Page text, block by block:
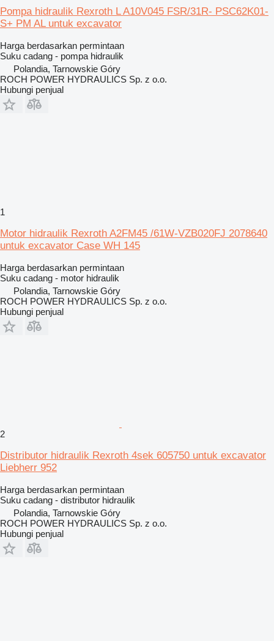
Pompa hidraulik Rexroth L A10V045 FSR/31R- PSC62K01-
S+ PM AL untuk excavator
Harga berdasarkan permintaan
Suku cadang - pompa hidraulik
Polandia, Tarnowskie Góry
ROCH POWER HYDRAULICS Sp. z o.o.
Hubungi penjual
1
Motor hidraulik Rexroth A2FM45 /61W-VZB020FJ 2078640
untuk excavator Case WH 145
Harga berdasarkan permintaan
Suku cadang - motor hidraulik
Polandia, Tarnowskie Góry
ROCH POWER HYDRAULICS Sp. z o.o.
Hubungi penjual
2
Distributor hidraulik Rexroth 4sek 605750 untuk excavator
Liebherr 952
Harga berdasarkan permintaan
Suku cadang - distributor hidraulik
Polandia, Tarnowskie Góry
ROCH POWER HYDRAULICS Sp. z o.o.
Hubungi penjual